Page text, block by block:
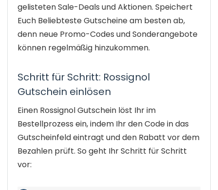
gelisteten Sale-Deals und Aktionen. Speichert
Euch Beliebteste Gutscheine am besten ab,
denn neue Promo-Codes und Sonderangebote
können regelmäßig hinzukommen.
Schritt für Schritt: Rossignol
Gutschein einlösen
Einen Rossignol Gutschein löst Ihr im
Bestellprozess ein, indem Ihr den Code in das
Gutscheinfeld eintragt und den Rabatt vor dem
Bezahlen prüft. So geht Ihr Schritt für Schritt
vor: